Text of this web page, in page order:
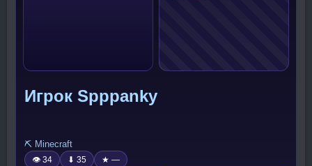
Игрок Spppanky
⛏️ Minecraft
👁 34 ⬇ 35 ★ —